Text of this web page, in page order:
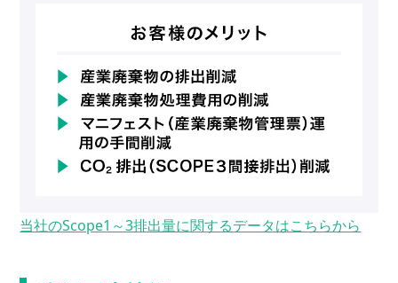
当社のScope1～3排出量に関するデータはこちらから